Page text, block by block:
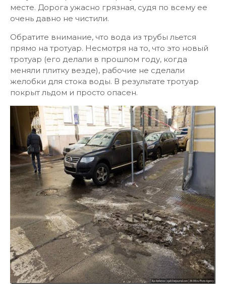
месте. Дорога ужасно грязная, судя по всему ее
очень давно не чистили.
Обратите внимание, что вода из трубы льется
прямо на тротуар. Несмотря на то, что это новый
тротуар (его делали в прошлом году, когда
меняли плитку везде), рабочие не сделали
желобки для стока воды. В результате тротуар
покрыт льдом и просто опасен.